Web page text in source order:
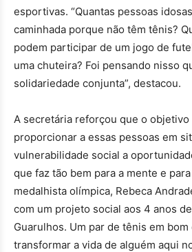
esportivas. “Quantas pessoas
caminhada porque não têm tênis?
podem participar de um jogo de
uma chuteira? Foi pensando nisso
solidariedade conjunta”, destacou.
A secretária reforçou que o objetivo
proporcionar a essas pessoas em
vulnerabilidade social a
que faz tão bem para a mente e
medalhista olímpica, Rebeca
com um projeto social aos 4 anos
Guarulhos. Um par de tênis em
transformar a vida de alguém aqui